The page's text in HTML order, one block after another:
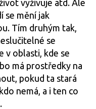
vyživuje atd. Ale
se mění jak
Tím druhým tak,
se
v oblasti, kde se
má prostředky na
pokud ta stará
nemá, a i ten co